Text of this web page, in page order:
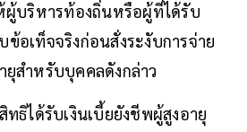
ผู้บริหารท้องถิ่นหรือผู้ที่ได้รับ
อเท็จจริงก่อนสั่งระงับการจ่าย
ยุสำหรับบุคคลดังกล่าว
ธิได้รับเงินเบี้ยยังชีพผู้สูงอายุ